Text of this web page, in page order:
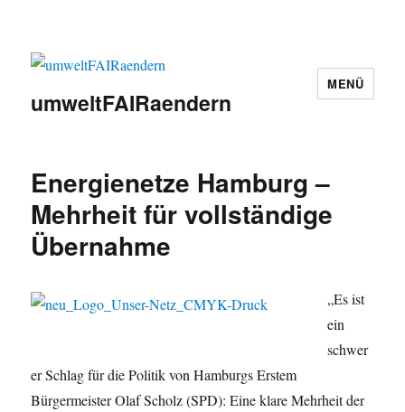
umweltFAIRaendern
MENÜ
Energienetze Hamburg –
Mehrheit für vollständige
Übernahme
„Es ist
ein
schwer
er Schlag für die Politik von Hamburgs Erstem
Bürgermeister Olaf Scholz (SPD): Eine klare Mehrheit der